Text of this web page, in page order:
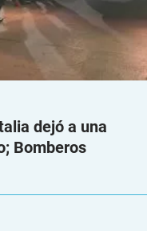
dejó a una
Bomberos